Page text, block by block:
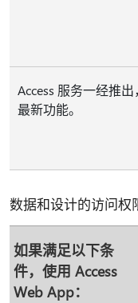
Access 服务一经推
最新功能。
数据和设计的访问权
如果满足以下条
件，使用 Access
Web App：